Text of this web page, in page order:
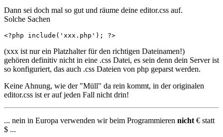
Dann sei doch mal so gut und räume deine editor.css auf.
Solche Sachen
<?php include('xxx.php'); ?>
(xxx ist nur ein Platzhalter für den richtigen Dateinamen!)
gehören definitiv nicht in eine .css Datei, es sein denn dein Server ist
so konfiguriert, das auch .css Dateien von php geparst werden.
Keine Ahnung, wie der "Müll" da rein kommt, in der originalen
editor.css ist er auf jeden Fall nicht drin!
... nein in Europa verwenden wir beim Programmieren nicht € statt
$ ...